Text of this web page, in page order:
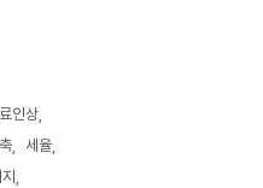
인상
세율